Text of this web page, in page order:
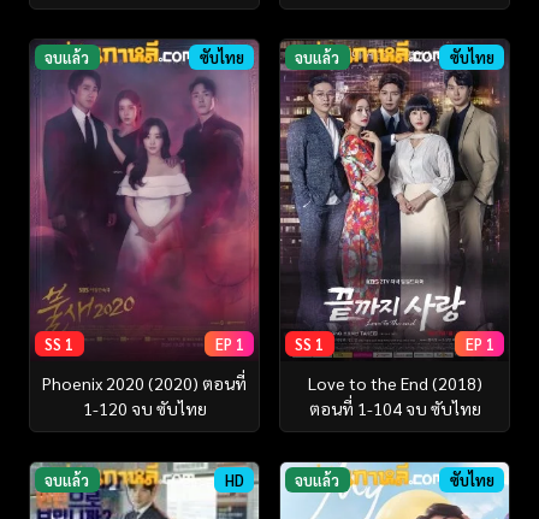
จบแล้ว ซับไทย
SS 1 EP 1
Phoenix 2020 (2020) ตอนที่
1-120 จบ ซับไทย
จบแล้ว ซับไทย
SS 1 EP 1
Love to the End (2018)
ตอนที่ 1-104 จบ ซับไทย
จบแล้ว HD จบแล้ว ซับไทย